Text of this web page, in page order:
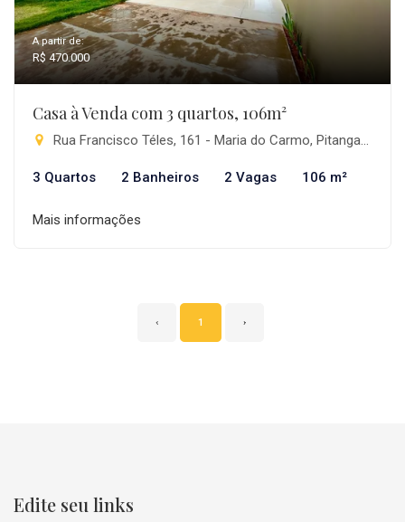
A partir de:
R$ 470.000
Casa à Venda com 3 quartos, 106m²
Rua Francisco Téles, 161 - Maria do Carmo, Pitanga-PR
3 Quartos 2 Banheiros 2 Vagas 106 m²
Mais informações
‹ 1 ›
Edite seu links